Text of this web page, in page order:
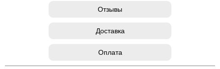
Отзывы
Доставка
Оплата